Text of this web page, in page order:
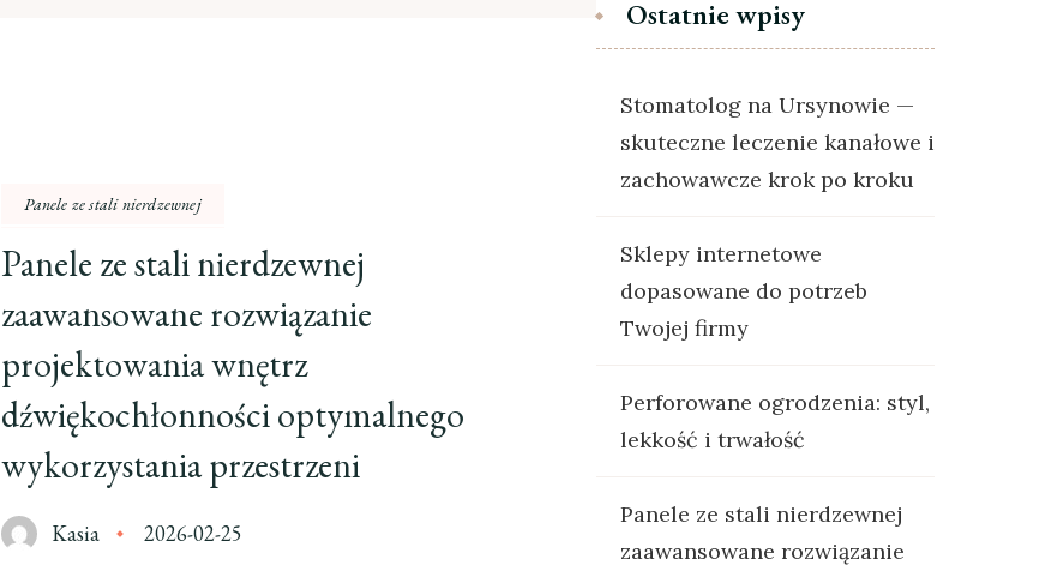
Panele ze stali nierdzewnej
Panele ze stali nierdzewnej
zaawansowane rozwiązanie
projektowania wnętrz
dźwiękochłonności optymalnego
wykorzystania przestrzeni
Kasia 2026-02-25
Ostatnie wpisy
Stomatolog na Ursynowie —
skuteczne leczenie kanałowe i
zachowawcze krok po kroku
Sklepy internetowe
dopasowane do potrzeb
Twojej firmy
Perforowane ogrodzenia: styl,
lekkość i trwałość
Panele ze stali nierdzewnej
zaawansowane rozwiązanie